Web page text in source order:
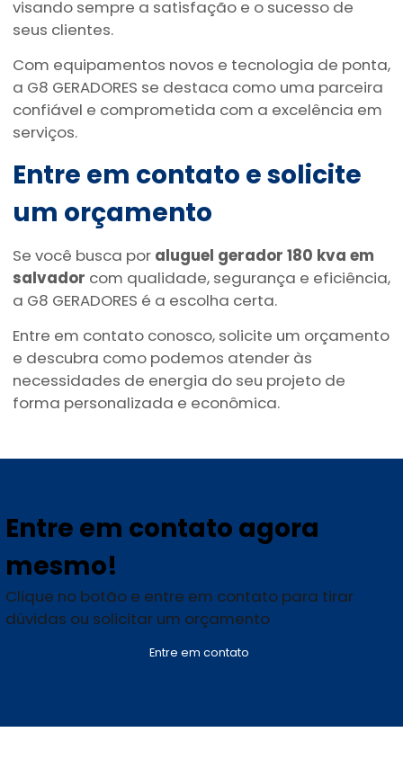
visando sempre a satisfação e o sucesso de
seus clientes.
Com equipamentos novos e tecnologia de ponta,
a G8 GERADORES se destaca como uma parceira
confiável e comprometida com a excelência em
serviços.
Entre em contato e solicite
um orçamento
Se você busca por aluguel gerador 180 kva em
salvador com qualidade, segurança e eficiência,
a G8 GERADORES é a escolha certa.
Entre em contato conosco, solicite um orçamento
e descubra como podemos atender às
necessidades de energia do seu projeto de
forma personalizada e econômica.
Entre em contato agora
mesmo!
Clique no botão e entre em contato para tirar
dúvidas ou solicitar um orçamento
Entre em contato